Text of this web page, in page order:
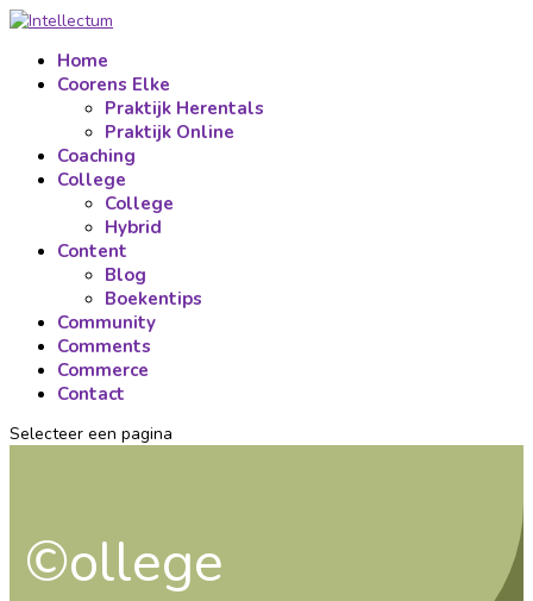
Home
Coorens Elke
Praktijk Herentals
Praktijk Online
Coaching
College
College
Hybrid
Content
Blog
Boekentips
Community
Comments
Commerce
Contact
Selecteer een pagina
©ollege